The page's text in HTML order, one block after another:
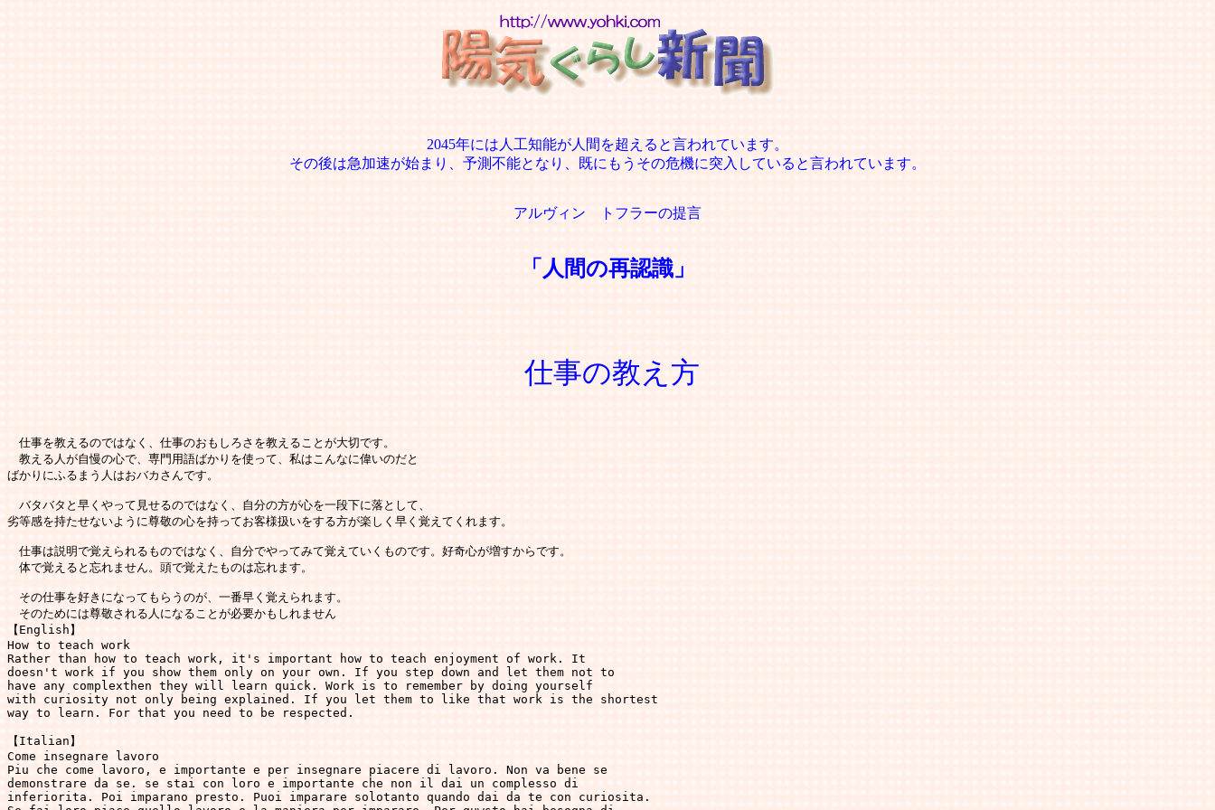
2045年には人工知能が人間を超えると言われています。
その後は急加速が始まり、予測不能となり、既にもうその危機に突入していると言われています。
アルヴィン トフラーの提言
「人間の再認識」
仕事の教え方
仕事を教えるのではなく、仕事のおもしろさを教えることが大切です。
教える人が自慢の心で、専門用語ばかりを使って、私はこんなに偉いのだと
ばかりにふるまう人はおバカさんです。
バタバタと早くやって見せるのではなく、自分の方が心を一段下に落として、
劣等感を持たせないように尊敬の心を持ってお客様扱いをする方が楽しく早く覚えてくれます。
仕事は説明で覚えられるものではなく、自分でやってみて覚えていくものです。好奇心が増すからです。
体で覚えると忘れません。頭で覚えたものは忘れます。
その仕事を好きになってもらうのが、一番早く覚えられます。
そのためには尊敬される人になることが必要かもしれません
【English】
How to teach work
Rather than how to teach work, it's important how to teach enjoyment of work. It
doesn't work if you show them only on your own. If you step down and let them not to
have any complexthen they will learn quick. Work is to remember by doing yourself
with curiosity not only being explained. If you let them to like that work is the shortest
way to learn. For that you need to be respected.
【Italian】
Come insegnare lavoro
Piu che come lavoro, e importante e per insegnare piacere di lavoro. Non va bene se
demonstrare da se. se stai con loro e importante che non il dai un complesso di
inferiorita. Poi imparano presto. Puoi imparare solotanto quando dai da te con curiosita.